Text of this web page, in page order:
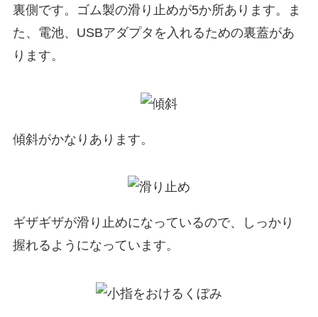
裏側です。ゴム製の滑り止めが5か所あります。ま
た、電池、USBアダプタを入れるための裏蓋があ
ります。
傾斜がかなりあります。
ギザギザが滑り止めになっているので、しっかり
握れるようになっています。